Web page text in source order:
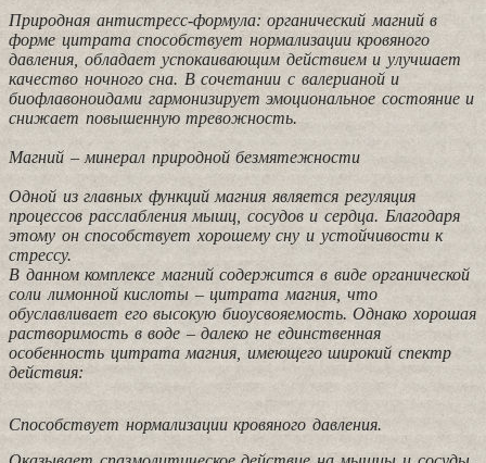
Природная антистресс-формула: органический магний в
форме цитрата способствует нормализации кровяного
давления, обладает успокаивающим действием и улучшает
качество ночного сна. В сочетании с валерианой и
биофлавоноидами гармонизирует эмоциональное состояние и
снижает повышенную тревожность.
Магний – минерал природной безмятежности
Одной из главных функций магния является регуляция
процессов расслабления мышц, сосудов и сердца. Благодаря
этому он способствует хорошему сну и устойчивости к
стрессу.
В данном комплексе магний содержится в виде органической
соли лимонной кислоты – цитрата магния, что
обуславливает его высокую биоусвояемость. Однако хорошая
растворимость в воде – далеко не единственная
особенность цитрата магния, имеющего широкий спектр
действия:
Способствует нормализации кровяного давления.